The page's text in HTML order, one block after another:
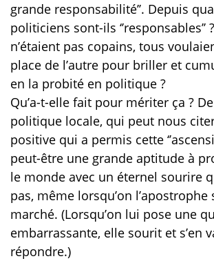
grande responsabilité’’. Depuis
politiciens sont-ils ‘’responsables’’
n’étaient pas copains, tous
place de l’autre pour briller et
en la probité en politique ?
Qu’a-t-elle fait pour mériter ça ?
politique locale, qui peut nous
positive qui a permis cette
peut-être une grande aptitude à
le monde avec un éternel sourire
pas, même lorsqu’on l’apostrophe
marché. (Lorsqu’on lui pose une
embarrassante, elle sourit et s’en
répondre.)